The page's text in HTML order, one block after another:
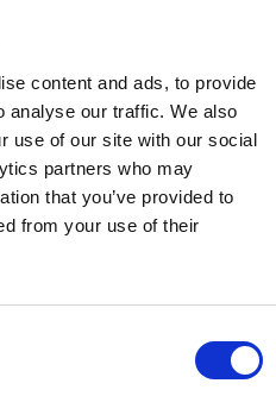
content and ads, to provide
analyse our traffic. We also
use of our site with our social
partners who may
that you’ve provided to
from your use of their